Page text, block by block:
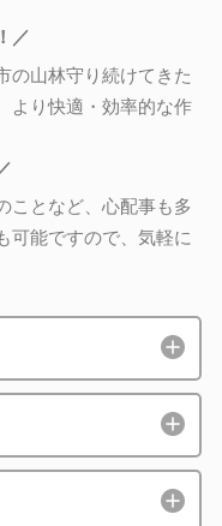
／
の山林守り続けてきた
より快適・効率的な作
ことなど、心配事も多
可能ですので、気軽に